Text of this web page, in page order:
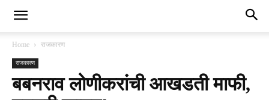
Home राजकारण
राजकारण
बबनराव लोणीकरांची आखडती माफी,